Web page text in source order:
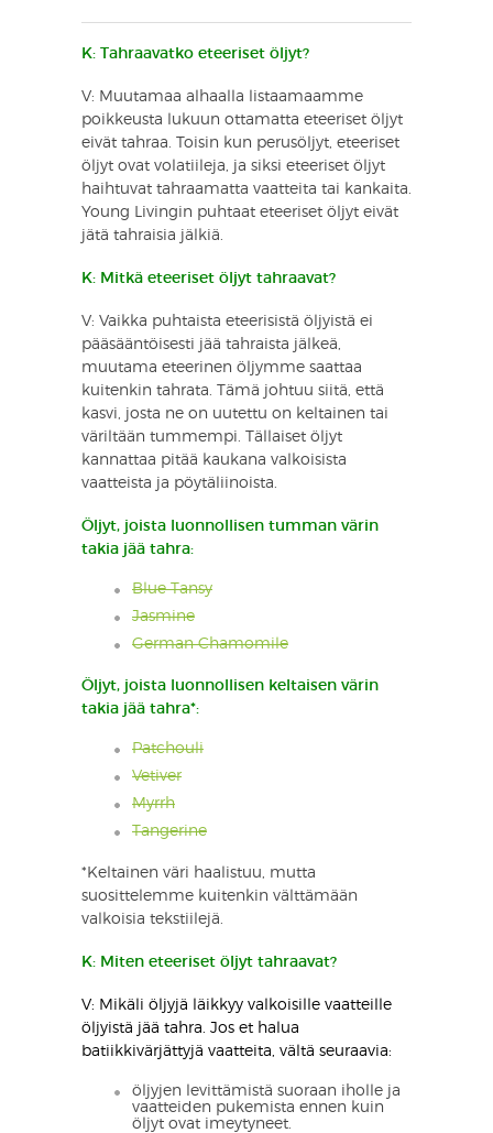
K: Tahraavatko eteeriset öljyt?
V: Muutamaa alhaalla listaamaamme
poikkeusta lukuun ottamatta eteeriset öljyt
eivät tahraa. Toisin kun perusöljyt, eteeriset
öljyt ovat volatiileja, ja siksi eteeriset öljyt
haihtuvat tahraamatta vaatteita tai kankaita.
Young Livingin puhtaat eteeriset öljyt eivät
jätä tahraisia jälkiä.
K: Mitkä eteeriset öljyt tahraavat?
V: Vaikka puhtaista eteerisistä öljyistä ei
pääsääntöisesti jää tahraista jälkeä,
muutama eteerinen öljymme saattaa
kuitenkin tahrata. Tämä johtuu siitä, että
kasvi, josta ne on uutettu on keltainen tai
väriltään tummempi. Tällaiset öljyt
kannattaa pitää kaukana valkoisista
vaatteista ja pöytäliinoista.
Öljyt, joista luonnollisen tumman värin
takia jää tahra:
Blue Tansy
Jasmine
German Chamomile
Öljyt, joista luonnollisen keltaisen värin
takia jää tahra*:
Patchouli
Vetiver
Myrrh
Tangerine
*Keltainen väri haalistuu, mutta
suosittelemme kuitenkin välttämään
valkoisia tekstiilejä.
K: Miten eteeriset öljyt tahraavat?
V: Mikäli öljyjä läikkyy valkoisille vaatteille
öljyistä jää tahra. Jos et halua
batiikkivärjättyjä vaatteita, vältä seuraavia:
öljyjen levittämistä suoraan iholle ja
vaatteiden pukemista ennen kuin
öljyt ovat imeytyneet.